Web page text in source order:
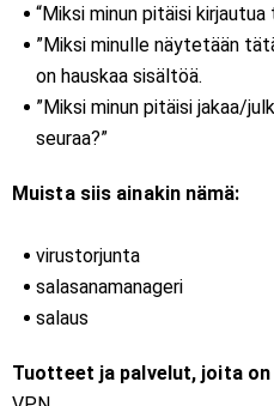
“Miksi minun pitäisi
”Miksi minulle näytetään
on hauskaa sisältöä.
”Miksi minun pitäisi jakaa/
seuraa?”
Muista siis ainakin nämä:
virustorjunta
salasanamanageri
salaus
Tuotteet ja palvelut, joita